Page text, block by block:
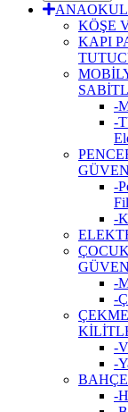
KÖŞE
KAPI
-
-
-
-
-
-
-
-
-